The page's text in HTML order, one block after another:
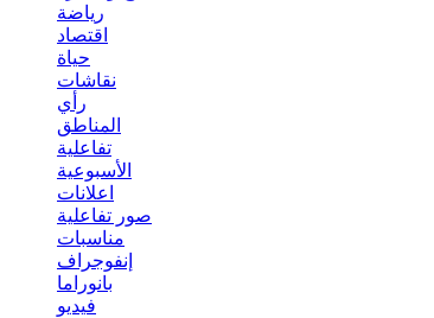
رياضة
اقتصاد
حياة
نقاشات
رأي
المناطق
تفاعلية
الأسبوعية
اعلانات
صور تفاعلية
مناسبات
إنفوجراف
بانوراما
فيديو